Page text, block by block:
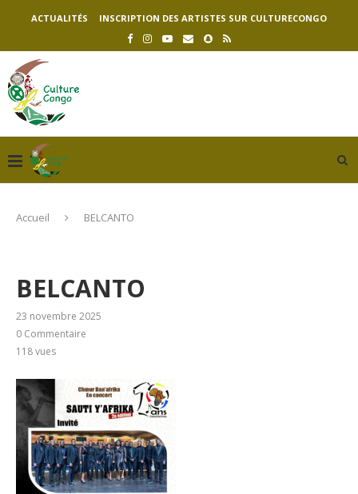
ACTUALITÉS INSCRIPTION DES ARTISTES SUR CULTURECONGO
Accueil BELCANTO
BELCANTO
23 novembre 2025
0 Commentaire
118vues